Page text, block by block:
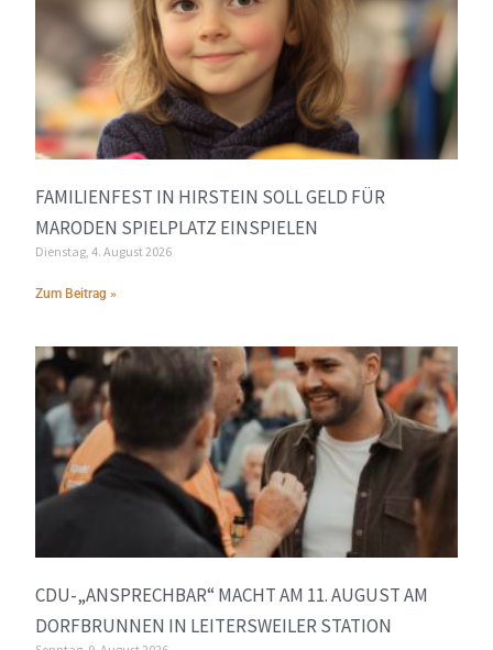
FAMILIENFEST IN HIRSTEIN SOLL GELD FÜR
MARODEN SPIELPLATZ EINSPIELEN
Dienstag, 4. August 2026
Zum Beitrag »
CDU-„ANSPRECHBAR“ MACHT AM 11. AUGUST AM
DORFBRUNNEN IN LEITERSWEILER STATION